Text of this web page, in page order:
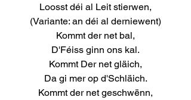
Loosst déi al Leit stierwen,
(Variante: an déi al derniewent)
Kommt der net bal,
D'Féiss ginn ons kal.
Kommt Der net gläich,
Da gi mer op d'Schläich.
Kommt der net geschwënn,